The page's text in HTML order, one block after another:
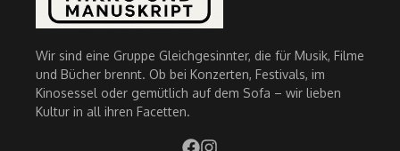
Wir sind eine Gruppe Gleichgesinnter, die für Musik, Filme
und Bücher brennt. Ob bei Konzerten, Festivals, im
Kinosessel oder gemütlich auf dem Sofa – wir lieben
Kultur in all ihren Facetten.